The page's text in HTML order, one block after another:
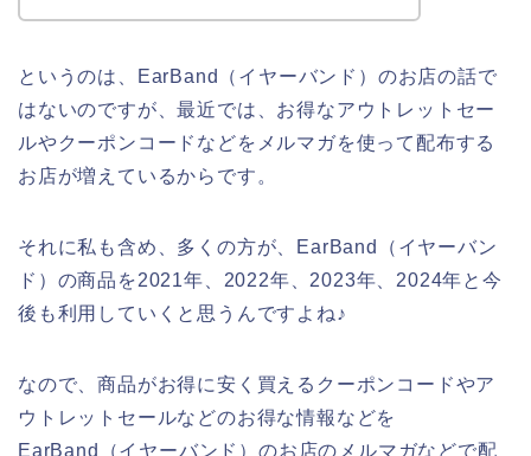
というのは、EarBand（イヤーバンド）のお店の話で
はないのですが、最近では、お得なアウトレットセー
ルやクーポンコードなどをメルマガを使って配布する
お店が増えているからです。
それに私も含め、多くの方が、EarBand（イヤーバン
ド）の商品を2021年、2022年、2023年、2024年と今
後も利用していくと思うんですよね♪
なので、商品がお得に安く買えるクーポンコードやア
ウトレットセールなどのお得な情報などを
EarBand（イヤーバンド）のお店のメルマガなどで配